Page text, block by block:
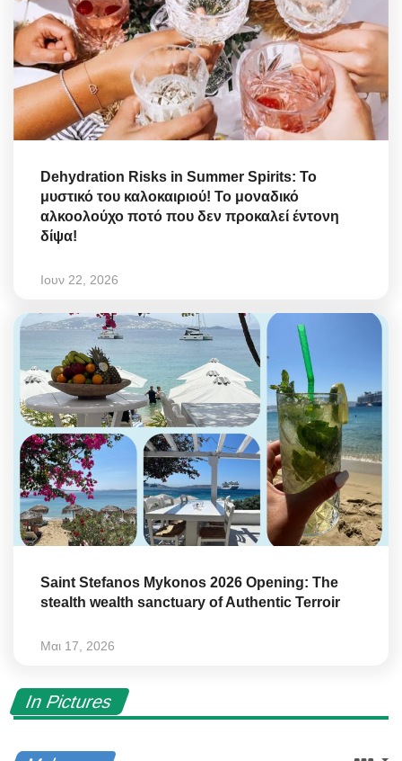
Dehydration Risks in Summer Spirits: Το
μυστικό του καλοκαιριού! Το μοναδικό
αλκοολούχο ποτό που δεν προκαλεί έντονη
δίψα!
Ιουν 22, 2026
Saint Stefanos Mykonos 2026 Opening: The
stealth wealth sanctuary of Authentic Terroir
Μαι 17, 2026
In Pictures